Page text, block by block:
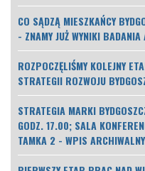
CO SĄDZĄ MIESZKAŃCY
- ZNAMY JUŻ WYNIKI
ROZPOCZĘLIŚMY KOLEJNY
STRATEGII ROZWOJU
STRATEGIA MARKI
GODZ. 17.00; SALA
TAMKA 2 - WPIS ARCHIWALNY